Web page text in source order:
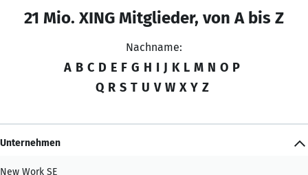
21 Mio. XING Mitglieder, von A bis Z
Nachname:
A B C D E F G H I J K L M N O P
Q R S T U V W X Y Z
Unternehmen
New Work SE